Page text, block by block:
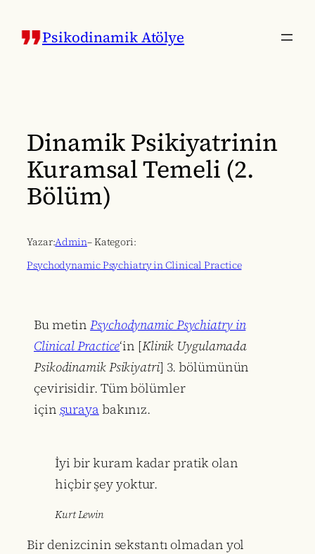
Psikodinamik Atölye
Dinamik Psikiyatrinin
Kuramsal Temeli (2.
Bölüm)
Yazar:Admin– Kategori:
Psychodynamic Psychiatry in Clinical Practice
Bu metinPsychodynamic Psychiatry in
Clinical Practice‘in [Klinik Uygulamada
Psikodinamik Psikiyatri] 3. bölümünün
çevirisidir. Tüm bölümler
için şurayabakınız.
İyi bir kuram kadar pratik olan
hiçbir şey yoktur.
Kurt Lewin
Bir denizcinin sekstantı olmadan yol